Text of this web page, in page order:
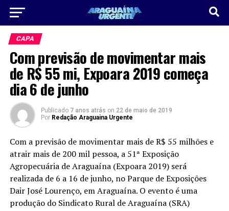
CAPA
Com previsão de movimentar mais
de R$ 55 mi, Expoara 2019 começa
dia 6 de junho
Publicado 7 anos atrás on 22 de maio de 2019
Por Redação Araguaina Urgente
Com a previsão de movimentar mais de R$ 55 milhões e
atrair mais de 200 mil pessoa, a 51ª Exposição
Agropecuária de Araguaína (Expoara 2019) será
realizada de 6 a 16 de junho, no Parque de Exposições
Dair José Lourenço, em Araguaína. O evento é uma
produção do Sindicato Rural de Araguaína (SRA)